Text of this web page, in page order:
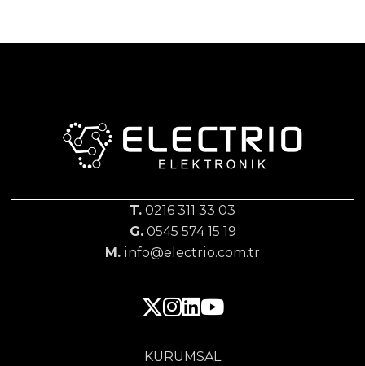
T. 0216 311 33 03
G.0545 574 15 19
M. info@electrio.com.tr
KURUMSAL